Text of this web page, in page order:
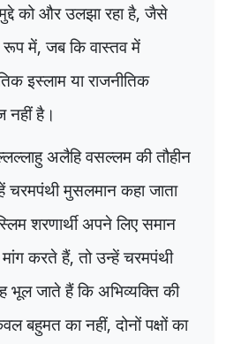
को और उलझा रहा है,जैसे
रूप में,जब कि वास्तव में
इस्लाम या राजनीतिक
नहीं है।
अलैहि वसल्लम की तौहीन
चरमपंथी मुसलमान कहा जाता
शरणार्थी अपने लिए समान
करते हैं,तो उन्हें चरमपंथी
भूल जाते हैं कि अभिव्यक्ति की
बहुमत का नहीं,दोनों पक्षों का